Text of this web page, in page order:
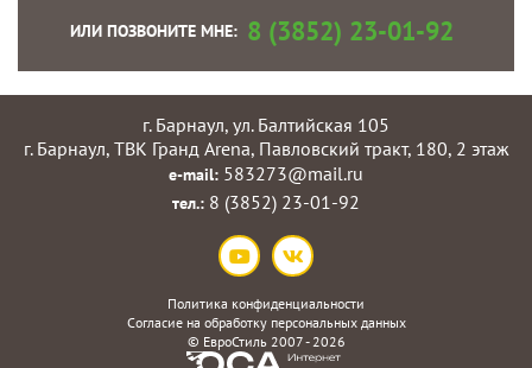
ИЛИ ПОЗВОНИТЕ МНЕ: 8 (3852) 23-01-92
г. Барнаул, ул. Балтийская 105
г. Барнаул, ТВК Гранд Arena, Павловский тракт, 180, 2 этаж
e-mail: 583273@mail.ru
тел.: 8 (3852) 23-01-92
Политика конфиденциальности
Согласие на обработку персональных данных
© ЕвроСтиль2007 - 2026